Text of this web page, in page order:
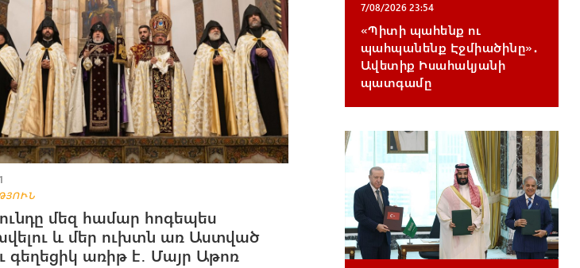
մեզ համար հոգեպես
և մեր ուխտն առ Աստված
գեղեցիկ առիթ է․ Մայր Աթոռ
7/08/2026 23:54
«Պիտի պահենք ու
պահպանենք Էջմիածինը»․
Ավետիք Իսահակյանի
պատգամը